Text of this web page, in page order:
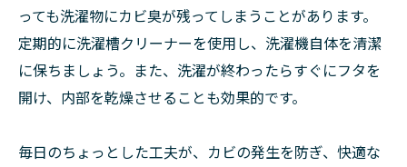
っても洗濯物にカビ臭が残ってしまうことがあります。
定期的に洗濯槽クリーナーを使用し、洗濯機自体を清潔
に保ちましょう。また、洗濯が終わったらすぐにフタを
開け、内部を乾燥させることも効果的です。
毎日のちょっとした工夫が、カビの発生を防ぎ、快適な